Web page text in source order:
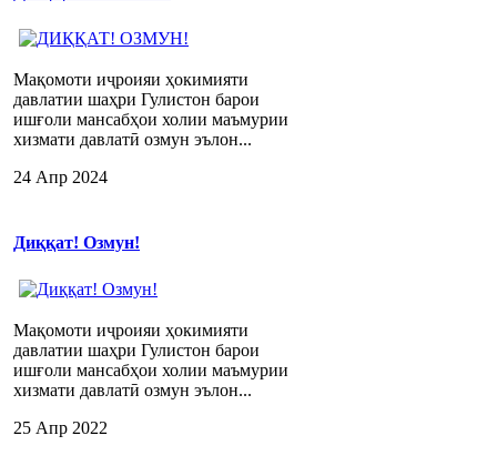
Мақомоти иҷроияи ҳокимияти
давлатии шаҳри Гулистон барои
ишғоли мансабҳои холии маъмурии
хизмати давлатӣ озмун эълон...
24 Апр 2024
Диққат! Озмун!
Мақомоти иҷроияи ҳокимияти
давлатии шаҳри Гулистон барои
ишғоли мансабҳои холии маъмурии
хизмати давлатӣ озмун эълон...
25 Апр 2022